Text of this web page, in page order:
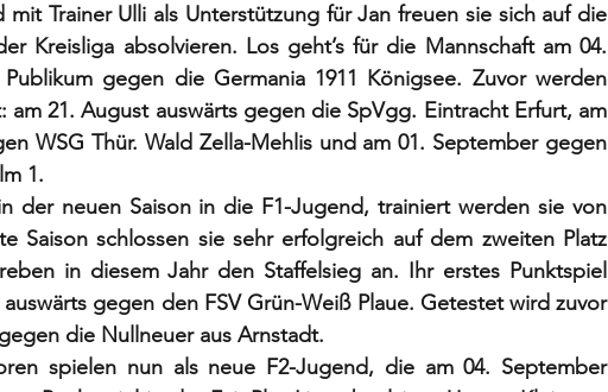
Trainer Ulli als Unterstützung für Jan freuen sie sich auf die
Kreisliga absolvieren. Los geht’s für die Mannschaft am 04.
gegen die Germania 1911 Königsee. Zuvor werden
am 21. August auswärts gegen die SpVgg. Eintracht Erfurt, am
WSG Thür. Wald Zella-Mehlis und am 01. September gegen
1.
der neuen Saison in die F1-Jugend, trainiert werden sie von
Saison schlossen sie sehr erfolgreich auf dem zweiten Platz
in diesem Jahr den Staffelsieg an. Ihr erstes Punktspiel
gegen den FSV Grün-Weiß Plaue. Getestet wird zuvor
die Nullneuer aus Arnstadt.
spielen nun als neue F2-Jugend, die am 04. September